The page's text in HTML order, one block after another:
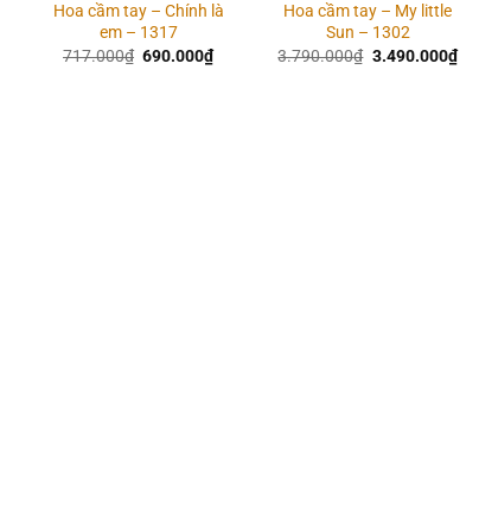
Hoa cầm tay – Chính là
em – 1317
717.000₫ Giá
690.000₫Giá
hiện
Hoa cầm tay – My little
Sun – 1302
3.790.000₫ Giá
3.490.000₫Giá
hiện